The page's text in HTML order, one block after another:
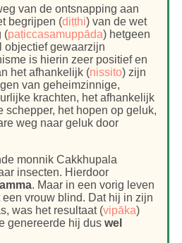
van de ontsnapping aan
begrijpen (diṭṭhi) van de wet
(paṭiccasamuppāda) hetgeen
objectief gewaarzijn
is hierin zeer positief en
het afhankelijk (nissito) zijn
van geheimzinnige,
krachten, het afhankelijk
schepper, het hopen op geluk,
weg naar geluk door
monnik Cakkhupala
insecten. Hierdoor
. Maar in een vorig leven
vrouw blind. Dat hij in zijn
was het resultaat (vipāka)
genereerde hij dus wel